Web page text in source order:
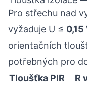
Pro střechu nad
vyžaduje U ≤ 0,15
orientačních
potřebných pro
Tloušťka PIR
R